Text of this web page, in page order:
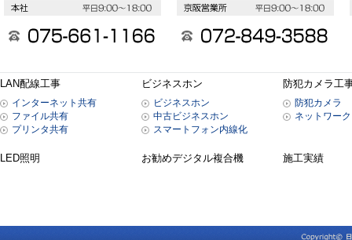
LAN配線工事
インターネット共有
ファイル共有
プリンタ共有
ビジネスホン
ビジネスホン
中古ビジネスホン
スマートフォン内線化
防犯カメラ工
防犯カメラ
ネットワー
LED照明 お勧めデジタル複合機 施工実績